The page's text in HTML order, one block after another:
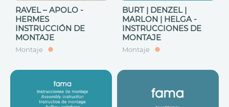
RAVEL – APOLO -
HERMES
INSTRUCCIÓN DE
MONTAJE
Montaje
BURT | DENZEL |
MARLON | HELGA -
INSTRUCCIONES DE
MONTAJE
Montaje